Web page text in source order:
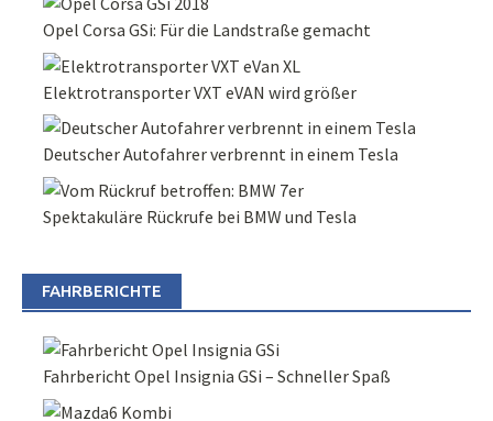
Opel Corsa GSi: Für die Landstraße gemacht
Elektrotransporter VXT eVAN wird größer
Deutscher Autofahrer verbrennt in einem Tesla
Spektakuläre Rückrufe bei BMW und Tesla
FAHRBERICHTE
Fahrbericht Opel Insignia GSi – Schneller Spaß